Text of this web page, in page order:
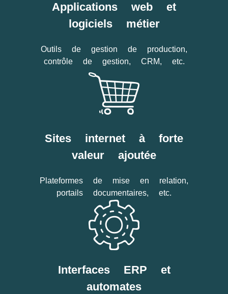
Applications web et
logiciels métier
Outils de gestion de production,
contrôle de gestion, CRM, etc.
Sites internet à forte
valeur ajoutée
Plateformes de mise en relation,
portails documentaires, etc.
Interfaces ERP et
automates